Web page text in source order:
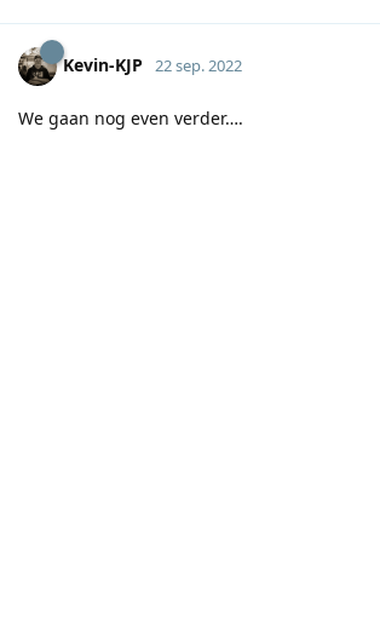
Kevin-KJP 22 sep. 2022
We gaan nog even verder….